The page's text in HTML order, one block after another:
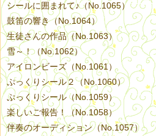
シールに囲まれて♪（No.1065）
鼓笛の響き（No.1064）
生徒さんの作品（No.1063）
雪～！（No.1062）
アイロンビーズ（No.1061）
ぷっくりシール２（No.1060）
ぷっくりシール（No.1059）
楽しいご報告！（No.1058）
伴奏のオーディション（No.1057）